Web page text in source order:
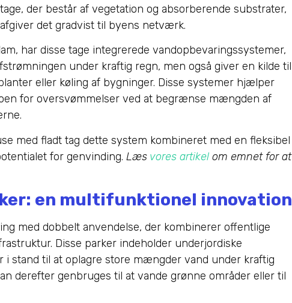
der består af vegetation og absorberende substrater,
det gradvist til byens netværk.
har disse tage integrerede vandopbevaringssystemer,
under kraftig regn, men også giver en kilde til
eller køling af bygninger. Disse systemer hjælper
for oversvømmelser ved at begrænse mængden af
med fladt tag dette system kombineret med en fleksibel
for genvinding. Læs vores artikel om emnet for at
en multifunktionel innovation
med dobbelt anvendelse, der kombinerer offentlige
Disse parker indeholder underjordiske
i stand til at oplagre store mængder vand under kraftig
derefter genbruges til at vande grønne områder eller til